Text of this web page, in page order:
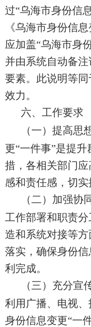
过“乌海市身份信
《乌海市身份信
应加盖“乌海市身
并由系统自动备
要素。 此说明等
效力。
六、工作要求
（一）提高思
更“一件事”是提升
措，各相关部门
感和责任感，切实
（二）加强协
工作部署和职责
造和系统对接等
落实，确保身份信
利完成。
（三）充分宣
利用广播、电视
身份信息变更“一